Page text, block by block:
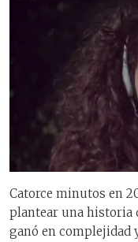
Catorce minutos en
plantear una historia
ganó en complejidad